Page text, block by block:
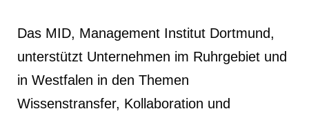
Das MID, Management Institut Dortmund,
unterstützt Unternehmen im Ruhrgebiet und
in Westfalen in den Themen
Wissenstransfer, Kollaboration und